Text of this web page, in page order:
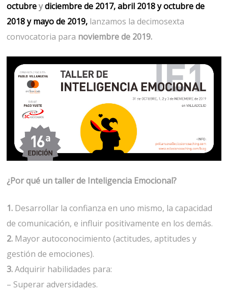
octubreydiciembre de 2017,abril 2018 yoctubrede
2018ymayo de 2019, lanzamos la decimosexta
convocatoria para noviembre de 2019.
¿Por qué un taller de Inteligencia Emocional?
1. Desarrollar la confianza en uno mismo, la capacidad
de comunicación, e influir positivamente en los demás.
2. Mayor autoconocimiento (actitudes, aptitudes y
gestión de emociones).
3.Adquirir habilidades para:
– Superar adversidades.